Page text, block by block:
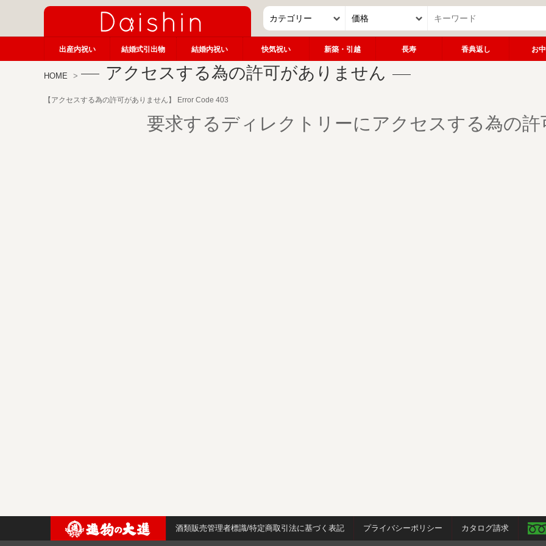
出産内祝い 結婚式引出物 結婚内祝い 快気祝い 新築・引越 長寿 香典返し お
HOME アクセスする為の許可がありません
【アクセスする為の許可がありません】 Error Code 403
要求するディレクトリーにアクセスする為の
酒類販売管理者標識/特定商取引法に基づく表記 プライバシーポリシー カタログ請求